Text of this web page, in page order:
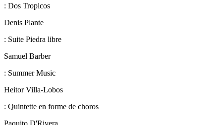
: Dos Tropicos
Denis Plante
: Suite Piedra libre
Samuel Barber
: Summer Music
Heitor Villa-Lobos
: Quintette en forme de choros
Paquito D'Rivera